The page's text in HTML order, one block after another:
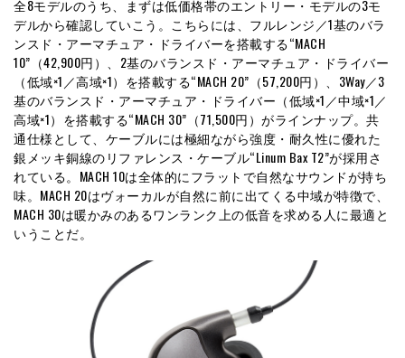
全8モデルのうち、まずは低価格帯のエントリー・モデルの3モ
デルから確認していこう。こちらには、フルレンジ／1基のバラ
ンスド・アーマチュア・ドライバーを搭載する“MACH
10”（42,900円）、2基のバランスド・アーマチュア・ドライバー
（低域×1／高域×1）を搭載する“MACH 20”（57,200円）、3Way／3
基のバランスド・アーマチュア・ドライバー（低域×1／中域×1／
高域×1）を搭載する“MACH 30”（71,500円）がラインナップ。共
通仕様として、ケーブルには極細ながら強度・耐久性に優れた
銀メッキ銅線のリファレンス・ケーブル“Linum Bax T2”が採用さ
れている。MACH 10は全体的にフラットで自然なサウンドが持ち
味。MACH 20はヴォーカルが自然に前に出てくる中域が特徴で、
MACH 30は暖かみのあるワンランク上の低音を求める人に最適と
いうことだ。